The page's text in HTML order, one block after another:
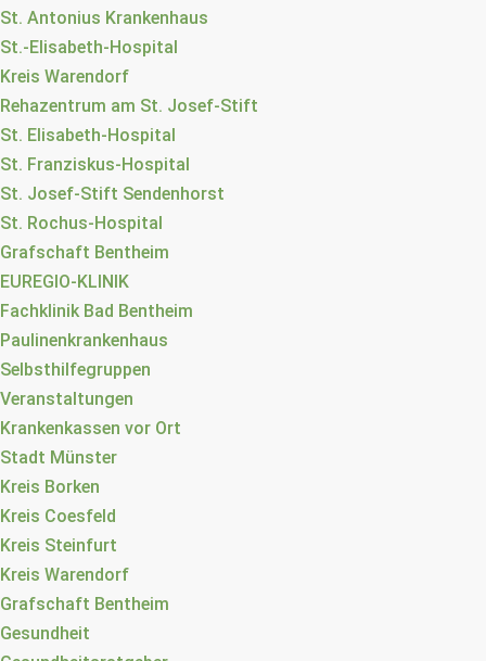
St. Antonius Krankenhaus
St.-Elisabeth-Hospital
Kreis Warendorf
Rehazentrum am St. Josef-Stift
St. Elisabeth-Hospital
St. Franziskus-Hospital
St. Josef-Stift Sendenhorst
St. Rochus-Hospital
Grafschaft Bentheim
EUREGIO-KLINIK
Fachklinik Bad Bentheim
Paulinenkrankenhaus
Selbsthilfegruppen
Veranstaltungen
Krankenkassen vor Ort
Stadt Münster
Kreis Borken
Kreis Coesfeld
Kreis Steinfurt
Kreis Warendorf
Grafschaft Bentheim
Gesundheit